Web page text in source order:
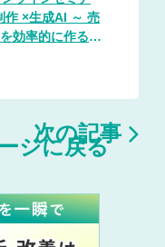
作 ×生成AI ～ 売
効率的に作るコ
次の記事
ジに戻る